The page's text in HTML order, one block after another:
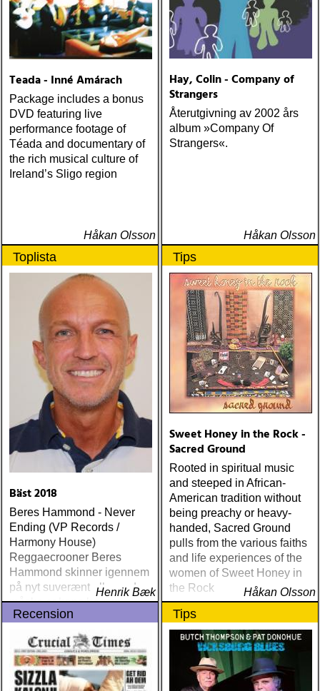
Teada - Inné Amárach
Package includes a bonus
DVD featuring live
performance footage of
Téada and documentary of
the rich musical culture of
Ireland’s Sligo region
Håkan Olsson
Hay, Colin - Company of
Strangers
Återutgivning av 2002 års
album »Company Of
Strangers«.
Håkan Olsson
Toplista
Bäst 2018
Beres Hammond - Never
Ending (VP Records /
Harmony House)
Reggaecrooner Beres
Hammond skinner igennem
på nyt suverænt album, der
måske er hans bedste
gennem tiderne
Henrik Bæk
Tips
Sweet Honey in the Rock -
Sacred Ground
Rooted in spiritual music
and steeped in African-
American tradition without
being preachy or heavy-
handed, Sacred Ground
pulls from the various faiths
and life experiences of the
women of Sweet Honey in
the Rock
Håkan Olsson
Recension Tips